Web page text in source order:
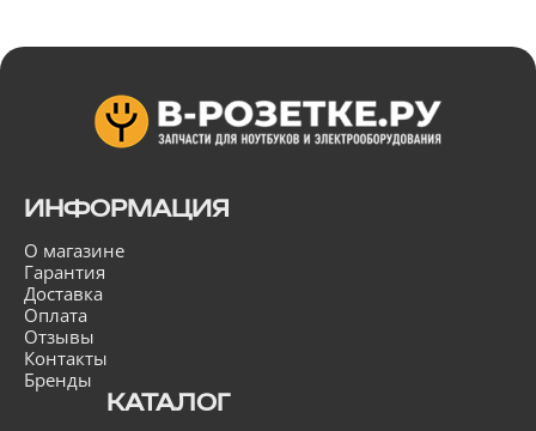
ИНФОРМАЦИЯ
О магазине
Гарантия
Доставка
Оплата
Отзывы
Контакты
Бренды
КАТАЛОГ